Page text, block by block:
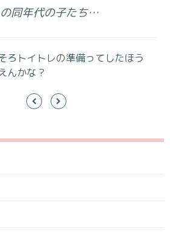
同年代の子たち…
ろトイトレの準備ってしたほう
んかな？